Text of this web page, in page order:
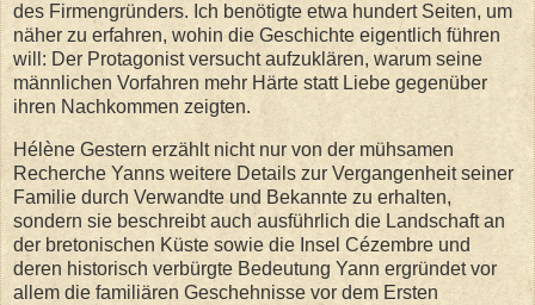
des Firmengründers. Ich benötigte etwa hundert Seiten, um
näher zu erfahren, wohin die Geschichte eigentlich führen
will: Der Protagonist versucht aufzuklären, warum seine
männlichen Vorfahren mehr Härte statt Liebe gegenüber
ihren Nachkommen zeigten.
Hélène Gestern erzählt nicht nur von der mühsamen
Recherche Yanns weitere Details zur Vergangenheit seiner
Familie durch Verwandte und Bekannte zu erhalten,
sondern sie beschreibt auch ausführlich die Landschaft an
der bretonischen Küste sowie die Insel Cézembre und
deren historisch verbürgte Bedeutung Yann ergründet vor
allem die familiären Geschehnisse vor dem Ersten